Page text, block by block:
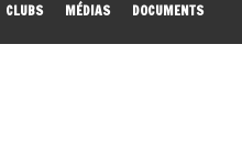
CLUBS MÉDIAS DOCUMENTS